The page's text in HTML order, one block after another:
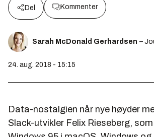
Del Kommenter
Sarah McDonald Gerhardsen –
24. aug. 2018 - 15:15
Data-nostalgien når nye høyder
Slack-utvikler Felix Rieseberg,